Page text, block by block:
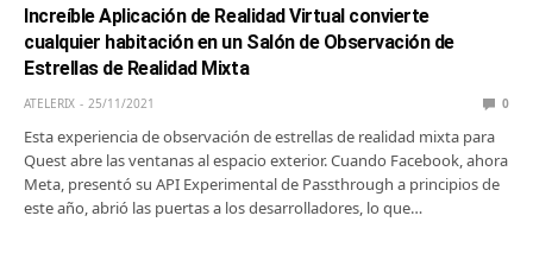
Increíble Aplicación de Realidad Virtual convierte
cualquier habitación en un Salón de Observación de
Estrellas de Realidad Mixta
ATELERIX 25/11/2021 0
Esta experiencia de observación de estrellas de realidad mixta para
Quest abre las ventanas al espacio exterior. Cuando Facebook, ahora
Meta, presentó su API Experimental de Passthrough a principios de
este año, abrió las puertas a los desarrolladores, lo que…